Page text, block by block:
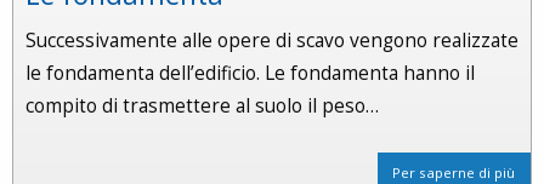
Successivamente alle opere di scavo vengono realizzate
le fondamenta dell’edificio. Le fondamenta hanno il
compito di trasmettere al suolo il peso…
Per saperne di più